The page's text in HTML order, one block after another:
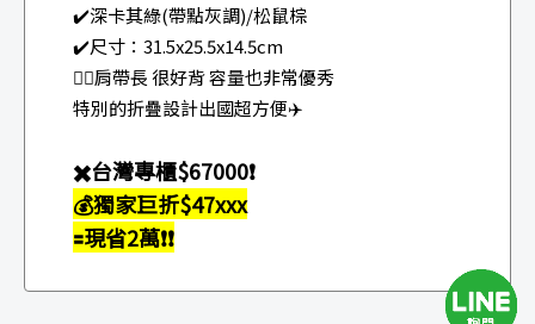
✔️深卡其綠(帶點灰調)/松鼠棕
✔️尺寸：31.5x25.5x14.5cm
👉🏻肩帶長 很好背 容量也非常優秀
特別的折疊設計出國超方便✈️
✖️台灣專櫃$67000❗️
💰獨家巨折$47xxx
🟰現省2萬❗️❗️